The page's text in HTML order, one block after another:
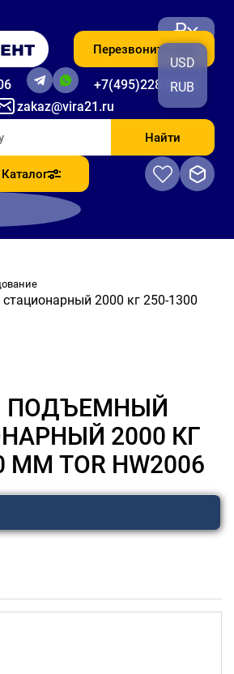
zakaz@vira21.ru
+7(495)228-06-56
Перезвоните мне
₽
USD
RUB
Найти
Каталог
2000 кг 250-1300
ПОДЪЕМНЫЙ
2000 КГ
ММ TOR HW2006